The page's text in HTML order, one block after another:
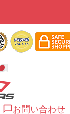
お問い合わせ